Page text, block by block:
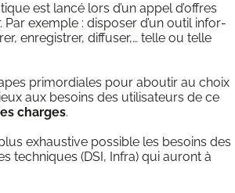
est lan­cé lors d’un appel d’offres
Par exemple : dis­po­ser d’un outil infor­
enre­gis­trer, dif­fu­ser,… telle ou telle
pri­mor­diales pour abou­tir au choix
aux besoins des uti­li­sa­teurs de ce
charges.
exhaus­tive pos­sible les besoins des
tech­niques (DSI, Infra) qui auront à